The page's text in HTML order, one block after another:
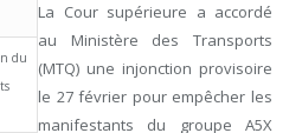
du
La Cour supérieure a accordé
au Ministère des Transports
(MTQ) une injonction provisoire
le 27 février pour empêcher les
manifestants du groupe A5X